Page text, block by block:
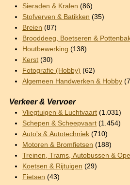
Sieraden & Kralen (86)
Stofverven & Batikken (35)
Breien (87)
Brooddeeg, Boetseren &
Houtbewerking (138)
Kerst (30)
Fotografie (Hobby) (62)
Algemeen Handwerken & Hobby
Verkeer & Vervoer
Vliegtuigen & Luchtvaart (1.031)
Schepen & Scheepvaart (1.454)
Auto's & Autotechniek (710)
Motoren & Bromfietsen (188)
Treinen, Trams, Autobussen &
Koetsen & Rijtuigen (29)
Fietsen (43)